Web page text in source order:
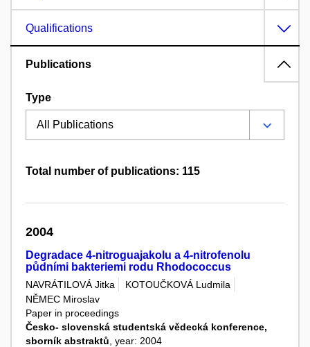
Qualifications
Publications
Type
Total number of publications: 115
2004
Degradace 4-nitroguajakolu a 4-nitrofenolu
půdními bakteriemi rodu Rhodococcus
NAVRÁTILOVÁ Jitka
KOTOUČKOVÁ Ludmila
NĚMEC Miroslav
Paper in proceedings
Česko- slovenská studentská vědecká konference,
sborník abstraktů , year: 2004